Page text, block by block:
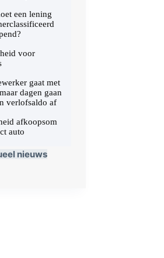
een lening
voor
gaat met
dagen gaan
verlofsaldo af
afkoopsom
auto
nieuws